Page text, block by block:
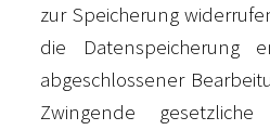
zur Speicherung
die Datenspeicherung
abgeschlossener
Zwingende